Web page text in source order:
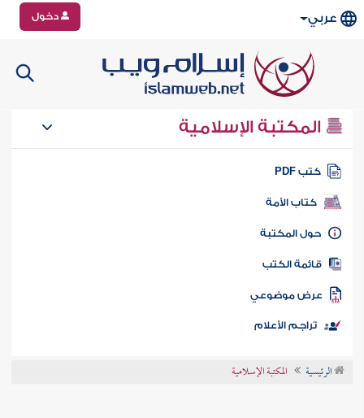
عربي دخول
المكتبة الإسلامية
كتب PDF
كتاب الأمة
المكتبة
الكتب
موضوعي
تراجم الأعلام
الرئيسية المكتبة الإسلامية